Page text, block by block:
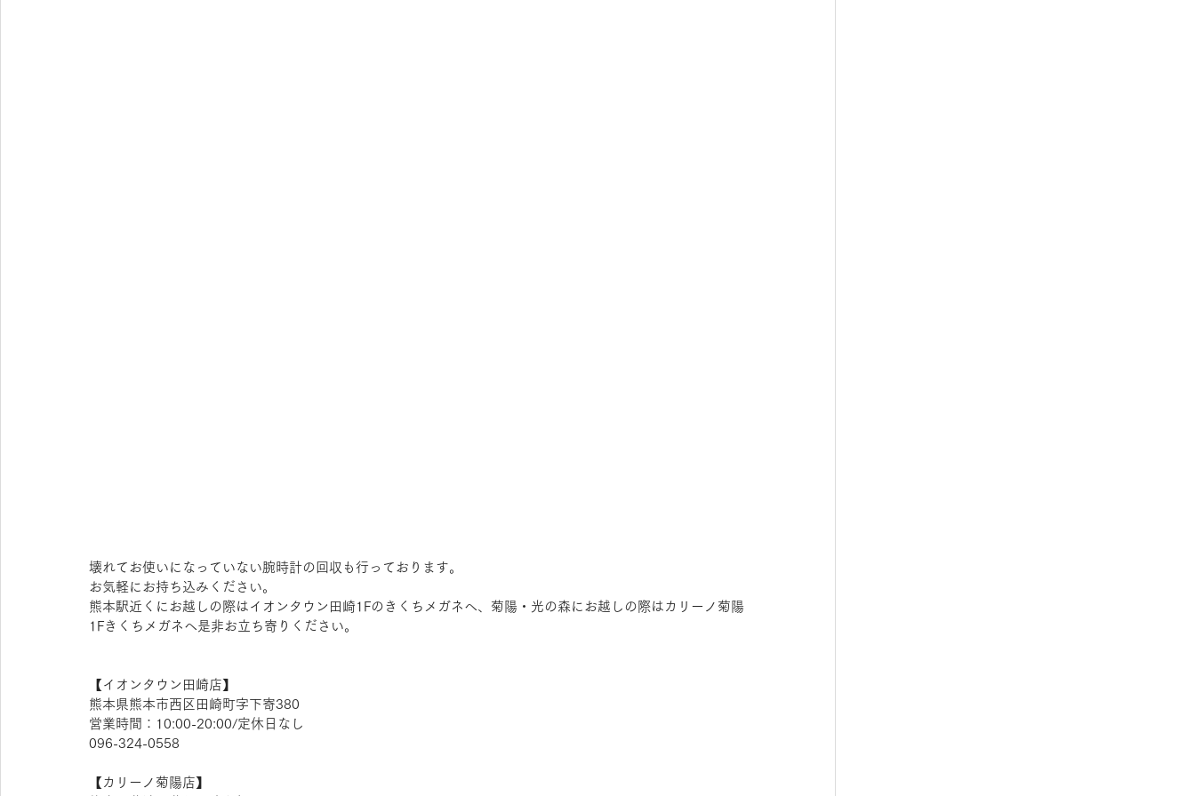
壊れてお使いになっていない腕時計の回収も行っております。
お気軽にお持ち込みください。
熊本駅近くにお越しの際はイオンタウン田崎1Fのきくちメガネへ、菊陽・光の森にお越しの際はカリーノ菊陽
1Fきくちメガネへ是非お立ち寄りください。
【​イオンタウン田崎店】
熊本県熊本市西区田崎町字下寄380
営業時間：10:00-20:00/定休日なし
096-324-0558
【​カリーノ菊陽店】